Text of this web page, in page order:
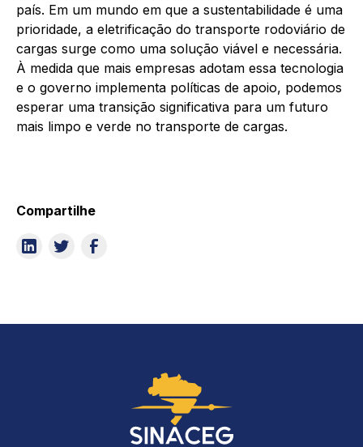
Compartilhe
país. Em um mundo em que a sustentabilidade é uma
prioridade, a eletrificação do transporte rodoviário de
cargas surge como uma solução viável e necessária.
À medida que mais empresas adotam essa tecnologia
e o governo implementa políticas de apoio, podemos
esperar uma transição significativa para um futuro
mais limpo e verde no transporte de cargas.